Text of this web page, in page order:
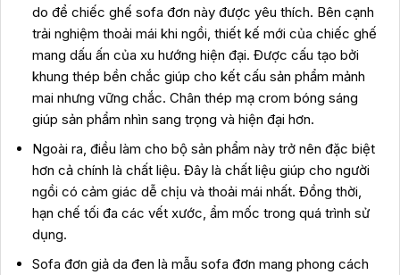
do để chiếc ghế sofa đơn này được yêu thích. Bên cạnh
trải nghiệm thoải mái khi ngồi, thiết kế mới của chiếc ghế
mang dấu ấn của xu hướng hiện đại. Được cấu tạo bởi
khung thép bền chắc giúp cho kết cấu sản phẩm mảnh
mai nhưng vững chắc. Chân thép mạ crom bóng sáng
giúp sản phẩm nhìn sang trọng và hiện đại hơn.
Ngoài ra, điều làm cho bộ sản phẩm này trở nên đặc biệt
hơn cả chính là chất liệu. Đây là chất liệu giúp cho người
ngồi có cảm giác dễ chịu và thoải mái nhất. Đồng thời,
hạn chế tối đa các vết xước, ẩm mốc trong quá trình sử
dụng.
Sofa đơn giả da đen là mẫu sofa đơn mang phong cách